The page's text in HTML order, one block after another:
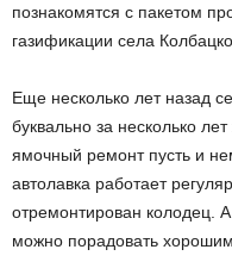
познакомятся с пакетом
газификации села
Еще несколько лет назад
буквально за несколько
ямочный ремонт пусть и
автолавка работает
отремонтирован колодец.
можно порадовать